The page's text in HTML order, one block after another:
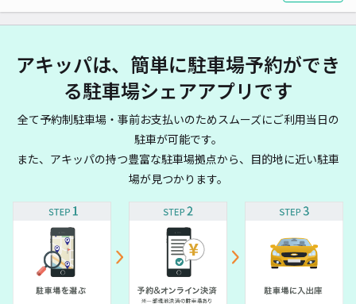
アキッパは、簡単に駐車場予約ができ
る駐車場シェアアプリです
全て予約制駐車場・事前お支払いのためスムーズにご利用当日の
駐車が可能です。
また、アキッパの持つ豊富な駐車場拠点から、目的地に近い駐車
場が見つかります。